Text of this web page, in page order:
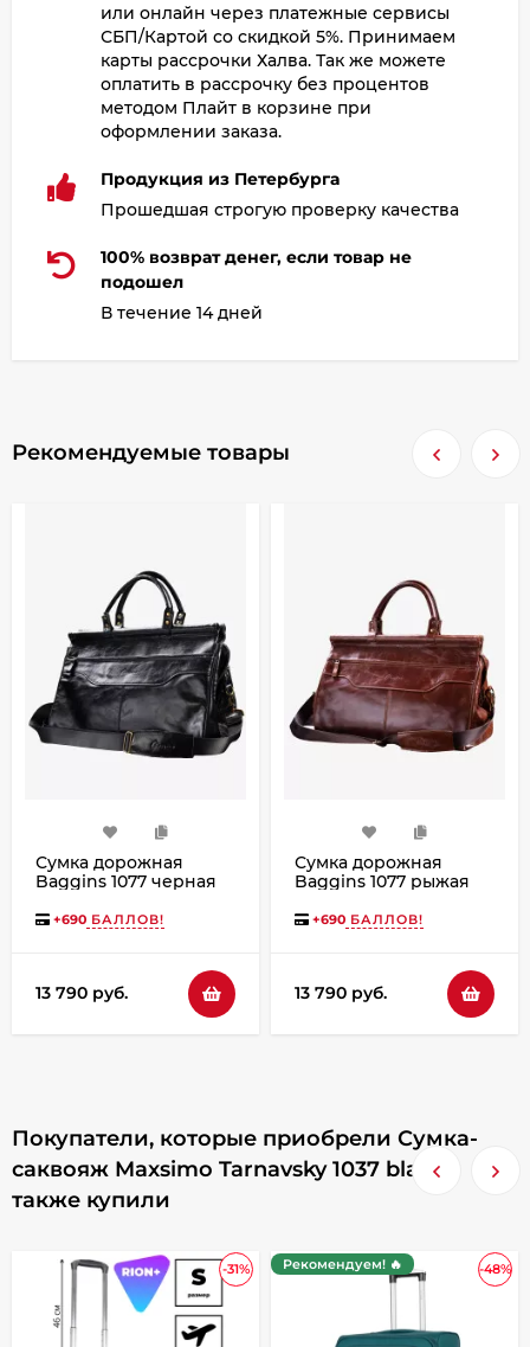
или онлайн через платежные сервисы
СБП/Картой со скидкой 5%. Принимаем
карты рассрочки Халва. Так же можете
оплатить в рассрочку без процентов
методом Плайт в корзине при
оформлении заказа.
Продукция из Петербурга
Прошедшая строгую проверку качества
100% возврат денег, если товар не
подошел
В течение 14 дней
Рекомендуемые товары
Сумка дорожная
Baggins 1077 черная
+690 БАЛЛОВ!
13 790 руб.
Сумка дорожная
Baggins 1077 рыжая
+690 БАЛЛОВ!
13 790 руб.
Покупатели, которые приобрели Сумка-
саквояж Maxsimo Tarnavsky 1037 black,
также купили
-31% -48%
Рекомендуем! 🔥